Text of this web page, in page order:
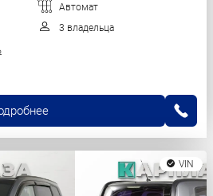
Автомат
3 владельца
VIN